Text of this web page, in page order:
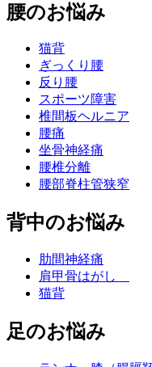
腰のお悩み
猫背
ぎっくり腰
反り腰
スポーツ障害
椎間板ヘルニア
腰痛
坐骨神経痛
腰椎分離
腰部脊柱管狭窄
背中のお悩み
肋間神経痛
肩甲骨はがし
猫背
足のお悩み